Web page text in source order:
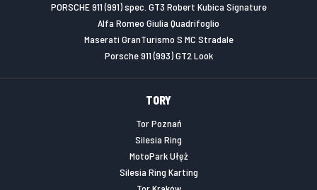
PORSCHE 911 (991) spec. GT3 Robert Kubica Signature
Alfa Romeo Giulia Quadrifoglio
Maserati GranTurismo S MC Stradale
Porsche 911 (993) GT2 Look
TORY
Tor Poznań
Silesia Ring
MotoPark Ułęż
Silesia Ring Karting